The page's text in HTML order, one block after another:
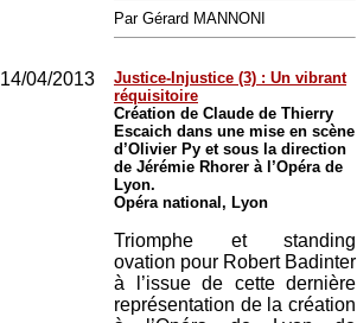
Par Gérard MANNONI
14/04/2013
Justice-Injustice (3) : Un vibrant
réquisitoire
Création de Claude de Thierry
Escaich dans une mise en scène
d’Olivier Py et sous la direction
de Jérémie Rhorer à l’Opéra de
Lyon.
Opéra national, Lyon
Triomphe et standing
ovation pour Robert Badinter
à l’issue de cette dernière
représentation de la création